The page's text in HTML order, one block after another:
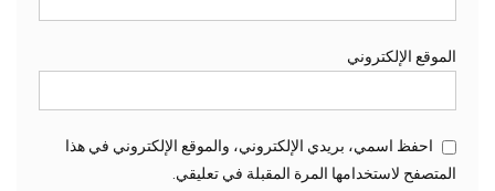
الموقع الإلكتروني
احفظ اسمي، بريدي الإلكتروني، والموقع الإلكتروني في هذا
المتصفح لاستخدامها المرة المقبلة في تعليقي.